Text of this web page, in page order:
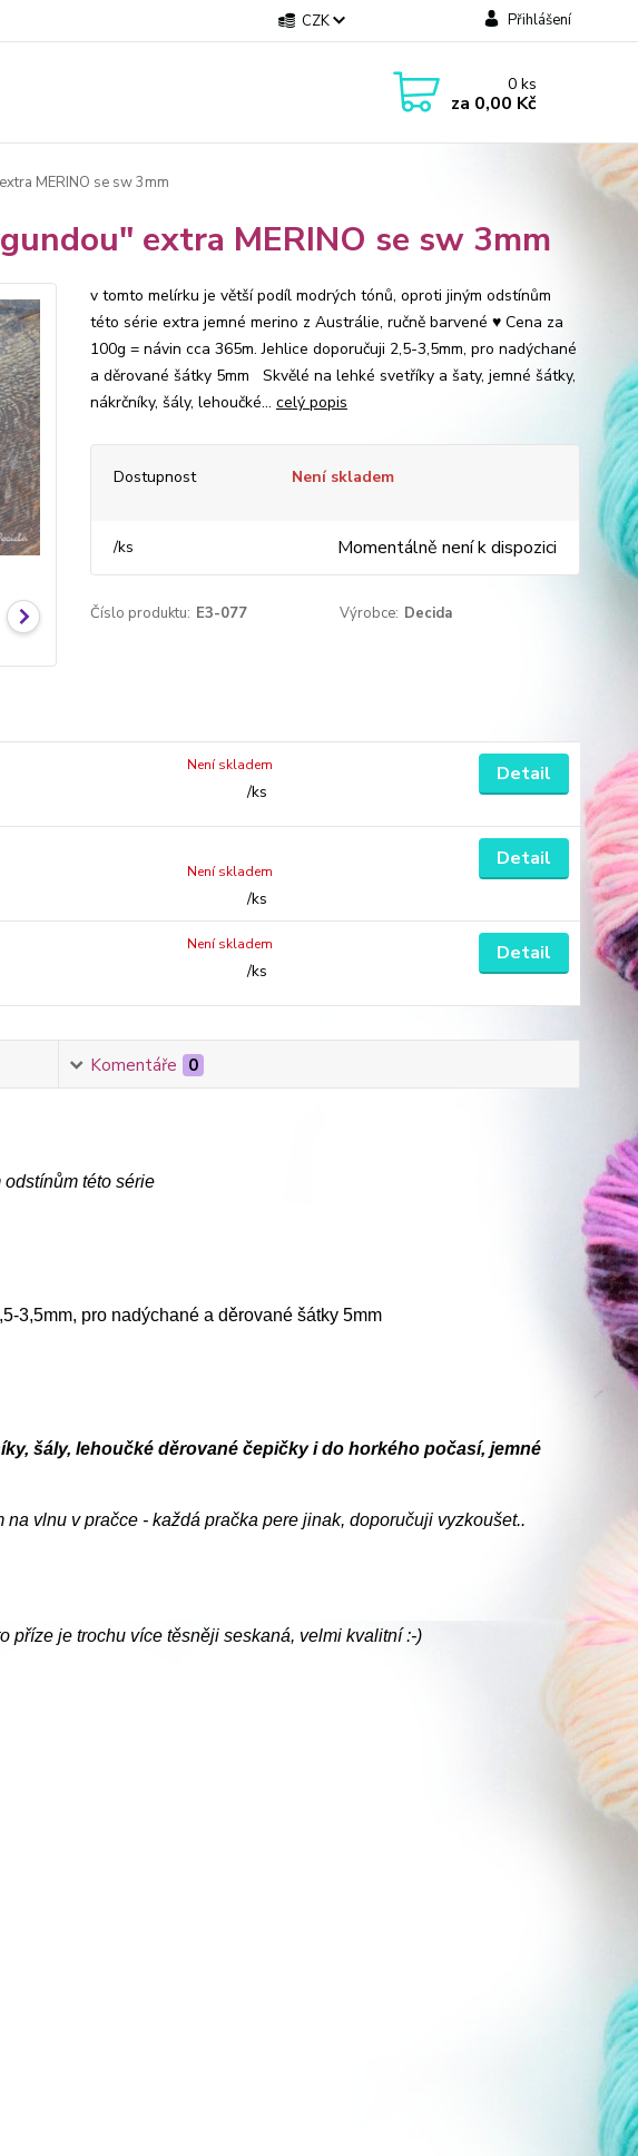
CZK Přihlášení
0ks
za 0,00 Kč
MERINO se sw 3mm
extra MERINO se sw 3mm
v tomto melírku je větší podíl modrých tónů, oproti jiným odstínům
této série extra jemné merino z Austrálie, ručně barvené ♥ Cena za
100g = návin cca 365m. Jehlice doporučuji 2,5-3,5mm, pro nadýchané
a děrované šátky 5mm Skvělé na lehké svetříky a šaty, jemné šátky,
nákrčníky, šály, lehoučké... celý popis
Dostupnost Není skladem
/ks Momentálně není k dispozici
Číslo produktu: E3-077 Výrobce: Decida
/ks
Není skladem Detail
/ks
Není skladem
Detail
/ks
Není skladem Detail
Komentáře 0
této série
3,5mm, pro nadýchané a děrované šátky 5mm
šály, lehoučké děrované čepičky i do horkého počasí, jemné
na vlnu v pračce - každá pračka pere jinak, doporučuji vyzkoušet..
příze je trochu více těsněji seskaná, velmi kvalitní :-)